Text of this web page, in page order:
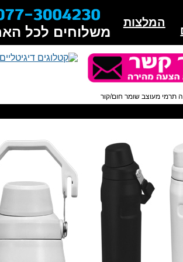
המלצות
משלוחים לכל
תרמי מעוצב שומר חום/קור